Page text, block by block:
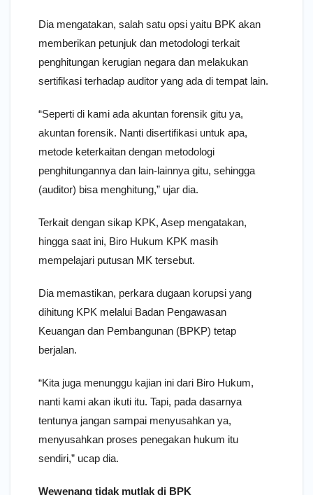
Dia mengatakan, salah satu opsi yaitu BPK akan
memberikan petunjuk dan metodologi terkait
penghitungan kerugian negara dan melakukan
sertifikasi terhadap auditor yang ada di tempat lain.
“Seperti di kami ada akuntan forensik gitu ya,
akuntan forensik. Nanti disertifikasi untuk apa,
metode keterkaitan dengan metodologi
penghitungannya dan lain-lainnya gitu, sehingga
(auditor) bisa menghitung,” ujar dia.
Terkait dengan sikap KPK, Asep mengatakan,
hingga saat ini, Biro Hukum KPK masih
mempelajari putusan MK tersebut.
Dia memastikan, perkara dugaan korupsi yang
dihitung KPK melalui Badan Pengawasan
Keuangan dan Pembangunan (BPKP) tetap
berjalan.
“Kita juga menunggu kajian ini dari Biro Hukum,
nanti kami akan ikuti itu. Tapi, pada dasarnya
tentunya jangan sampai menyusahkan ya,
menyusahkan proses penegakan hukum itu
sendiri,” ucap dia.
Wewenang tidak mutlak di BPK